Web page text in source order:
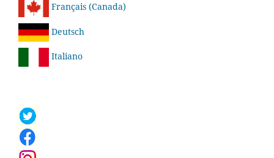
Français (Canada)
Deutsch
Italiano